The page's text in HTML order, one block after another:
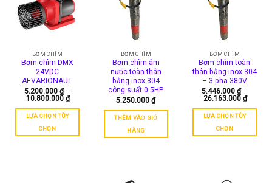
thể.
Các
tùy
chọn
có
thể
được
chọn
trên
trang
sản
phẩm
BƠM CHÌM
Bơm chìm DMX
24VDC
AFVARIONAUT
5.200.000 ₫ –
10.800.000₫Khoảng
10.800.000 ₫
LỰA CHỌN TÙY
CHỌN
BƠM CHÌM
Bơm chìm âm
nước toàn thân
bằng inox 304
công suất 0.5HP
5.250.000₫
THÊM VÀO GIỎ
HÀNG
BƠM CHÌM
Bơm chìm toàn
thân bằng inox 304
– 3 pha 380V
5.446.000 ₫ –
26.163.000₫Khoảng
LỰA CHỌN TÙY
CHỌN